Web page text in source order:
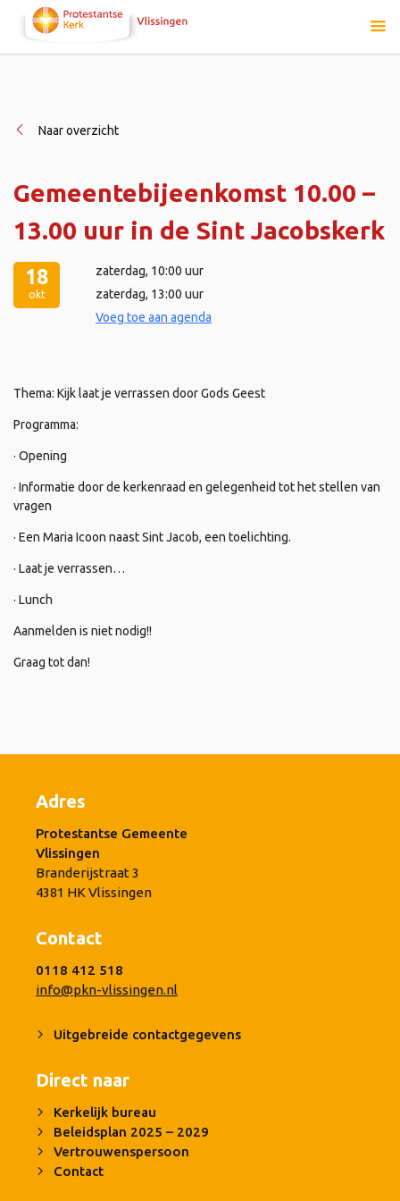
Naar overzicht
Gemeentebijeenkomst 10.00 –
13.00 uur in de Sint Jacobskerk
18
okt
zaterdag, 10:00 uur
zaterdag, 13:00 uur
Voeg toe aan agenda
Thema: Kijk laat je verrassen door Gods Geest
Programma:
· Opening
· Informatie door de kerkenraad en gelegenheid tot het stellen van
vragen
· Een Maria Icoon naast Sint Jacob, een toelichting.
· Laat je verrassen…
· Lunch
Aanmelden is niet nodig!!
Graag tot dan!
Adres
Protestantse Gemeente
Vlissingen
Branderijstraat 3
4381 HK Vlissingen
Contact
0118 412 518
info@pkn-vlissingen.nl
Uitgebreide contactgegevens
Direct naar
Kerkelijk bureau
Beleidsplan 2025 – 2029
Vertrouwenspersoon
Contact